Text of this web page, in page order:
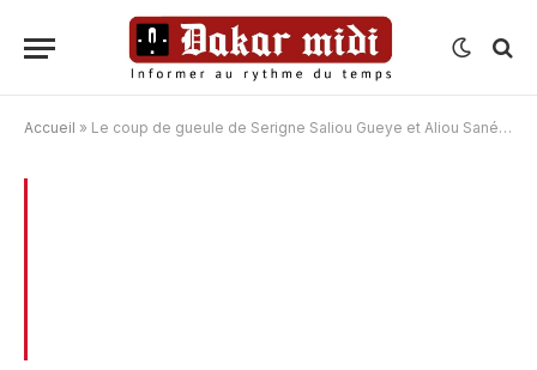
Accueil » Le coup de gueule de Serigne Saliou Gueye et Aliou Sané sur l’état de santé de Pape Alé Niang